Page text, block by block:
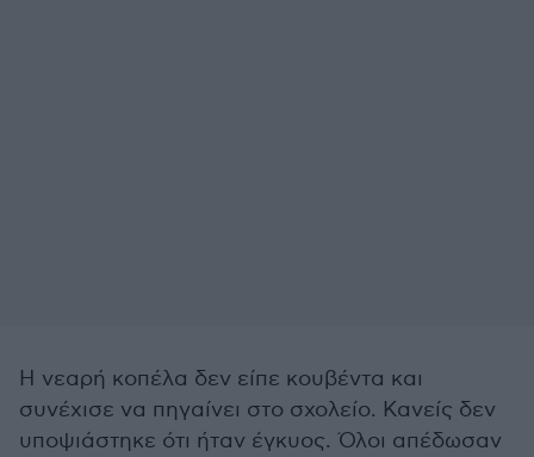
Η νεαρή κοπέλα δεν είπε κουβέντα και
συνέχισε να πηγαίνει στο σχολείο. Κανείς δεν
υποψιάστηκε ότι ήταν έγκυος. Όλοι απέδωσαν